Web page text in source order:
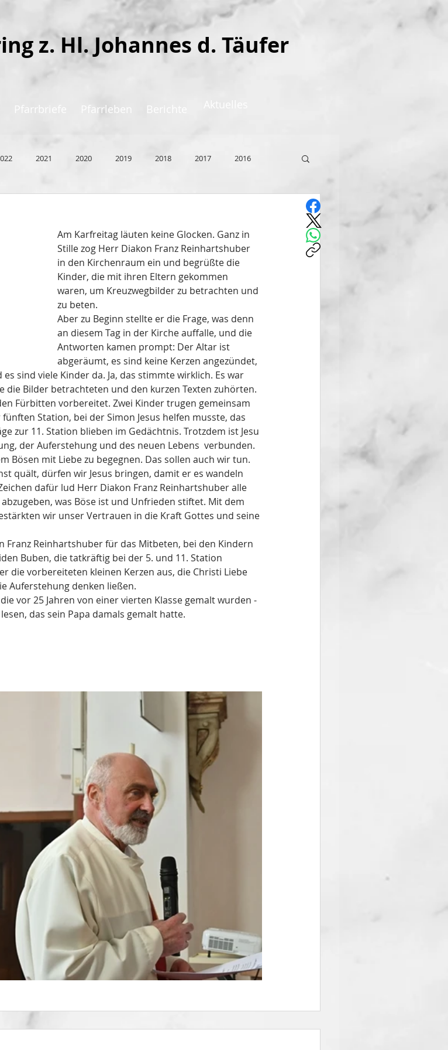
z. Hl. Johannes d. Täufer
Pfarrbriefe Pfarrleben Berichte
2021 2020 2019 2018 2017 2016
Am Karfreitag läuten keine Glocken. Ganz in
Stille zog Herr Diakon Franz Reinhartshuber
in den Kirchenraum ein und begrüßte die
Kinder, die mit ihren Eltern gekommen
waren, um Kreuzwegbilder zu betrachten und
zu beten.
Aber zu Beginn stellte er die Frage, was denn
an diesem Tag in der Kirche auffalle, und die
Antworten kamen prompt: Der Altar ist
abgeräumt, es sind keine Kerzen angezündet,
sind viele Kinder da. Ja, das stimmte wirklich. Es war
die Bilder betrachteten und den kurzen Texten zuhörten.
Fürbitten vorbereitet. Zwei Kinder trugen gemeinsam
Station, bei der Simon Jesus helfen musste, das
zur 11. Station blieben im Gedächtnis. Trotzdem ist Jesu
der Auferstehung und des neuen Lebens  verbunden.
Bösen mit Liebe zu begegnen. Das sollen auch wir tun.
quält, dürfen wir Jesus bringen, damit er es wandeln
dafür lud Herr Diakon Franz Reinhartshuber alle
was Böse ist und Unfrieden stiftet. Mit dem
wir unser Vertrauen in die Kraft Gottes und seine
Franz Reinhartshuber für das Mitbeten, bei den Kindern
Buben, die tatkräftig bei der 5. und 11. Station
die vorbereiteten kleinen Kerzen aus, die Christi Liebe
Auferstehung denken ließen.
vor 25 Jahren von einer vierten Klasse gemalt wurden -
das sein Papa damals gemalt hatte.